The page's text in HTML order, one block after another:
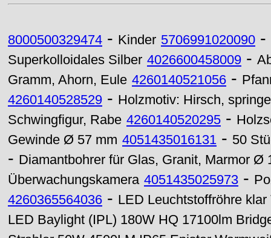
8000500329474 - Kinder 5706991020090 -
Superkolloidales Silber 4026600458009 -
Gramm, Ahorn, Eule 4260140521056 -
4260140528529 - Holzmotiv: Hirsch,
Schwingfigur, Rabe 4260140520295 -
Gewinde Ø 57 mm 4051435016131 - 50
- Diamantbohrer für Glas, Granit, Marmor Ø
Überwachungskamera 4051435025973 -
4260365564036 - LED Leuchtstoffröhre
LED Baylight (IPL) 180W HQ 17100lm